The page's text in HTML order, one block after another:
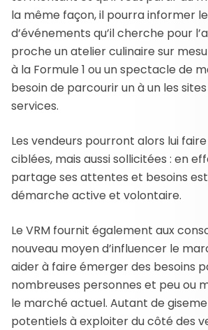
la même façon, il pourra informer
d’événements qu’il cherche pour
proche un atelier culinaire sur
à la Formule 1 ou un spectacle de
besoin de parcourir un à un les
services.
Les vendeurs pourront alors lui
ciblées, mais aussi sollicitées : en
partage ses attentes et besoins
démarche active et volontaire.
Le VRM fournit également aux
nouveau moyen d’influencer le
aider à faire émerger des besoins
nombreuses personnes et peu ou
le marché actuel. Autant de
potentiels à exploiter du côté des